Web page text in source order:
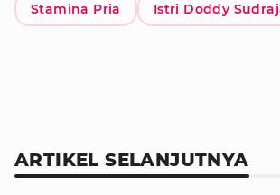
Stamina Pria Istri Doddy
ARTIKEL SELANJUTNYA